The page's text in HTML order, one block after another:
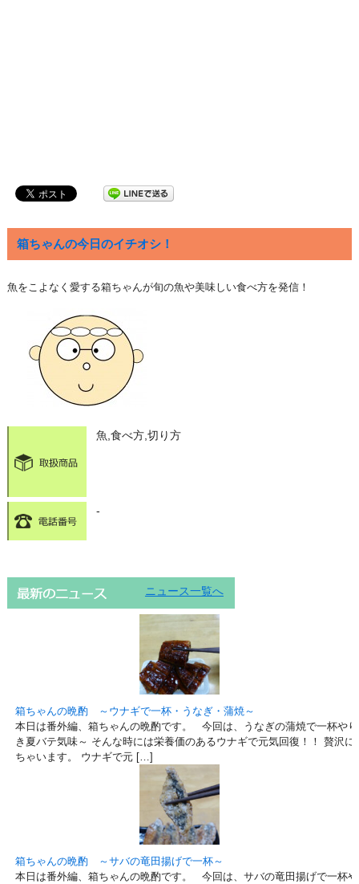
箱ちゃんの今日のイチオシ！
魚をこよなく愛する箱ちゃんが旬の魚や美味しい食べ方を発信！
魚,食べ方,切り方
-
ニュース一覧へ
箱ちゃんの晩酌 ～ウナギで一杯・うなぎ・蒲焼～
本日は番外編、箱ちゃんの晩酌です。 今回は、うなぎの蒲焼で一杯や
き夏バテ気味～ そんな時には栄養価のあるウナギで元気回復！！ 贅沢
ちゃいます。 ウナギで元 […]
箱ちゃんの晩酌 ～サバの竜田揚げで一杯～
本日は番外編、箱ちゃんの晩酌です。 今回は、サバの竜田揚げで一杯